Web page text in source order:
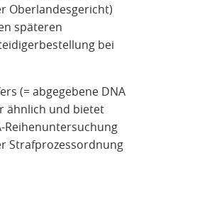
Oberlandesgericht)
späteren
bei
(= abgegebene DNA
ähnlich und bietet
Reihenuntersuchung
Strafprozessordnung